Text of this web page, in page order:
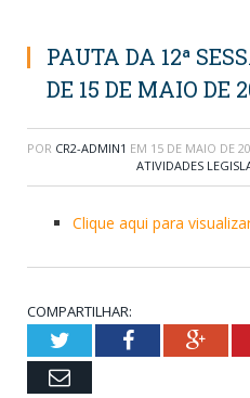
PAUTA DA 12ª
DE 15 DE MAIO DE
POR CR2-ADMIN1 EM 15 DE MAIO DE
ATIVIDADES
Clique aqui para
COMPARTILHAR:
TwitterFacebook
Email